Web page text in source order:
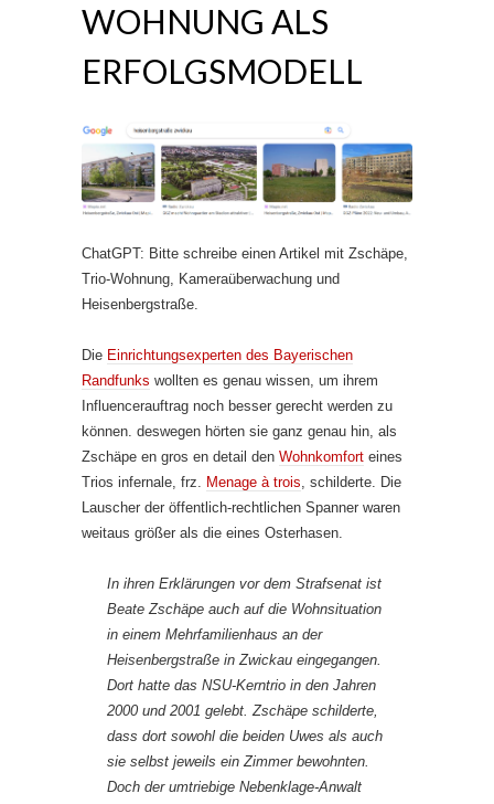
WOHNUNG ALS
ERFOLGSMODELL
ChatGPT: Bitte schreibe einen Artikel mit Zschäpe,
Trio-Wohnung, Kameraüberwachung und
Heisenbergstraße.
Die Einrichtungsexperten des Bayerischen
Randfunks wollten es genau wissen, um ihrem
Influencerauftrag noch besser gerecht werden zu
können. deswegen hörten sie ganz genau hin, als
Zschäpe en gros en detail den Wohnkomfort eines
Trios infernale, frz. Menage à trois, schilderte. Die
Lauscher der öffentlich-rechtlichen Spanner waren
weitaus größer als die eines Osterhasen.
In ihren Erklärungen vor dem Strafsenat ist
Beate Zschäpe auch auf die Wohnsituation
in einem Mehrfamilienhaus an der
Heisenbergstraße in Zwickau eingegangen.
Dort hatte das NSU-Kerntrio in den Jahren
2000 und 2001 gelebt. Zschäpe schilderte,
dass dort sowohl die beiden Uwes als auch
sie selbst jeweils ein Zimmer bewohnten.
Doch der umtriebige Nebenklage-Anwalt